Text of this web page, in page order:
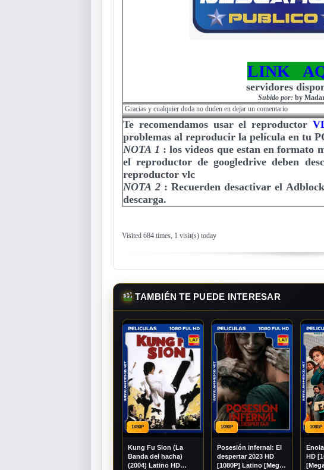
LINK
servidores
Subido por: by
Gracias y cualquier duda no duden en dejar un comentario
Te recomendamos usar el reproductor
problemas al reproducir la película en tu
NOTA 1 : los videos que estan en formato
el reproductor de googledrive deben
reproductor vlc
NOTA 2 : Recuerden desactivar el
descarga.
Visited 684 times, 1 visit(s) today
TAMBIÉN TE PUEDE INTERESAR
1080P
Kung Fu Sion (La
Banda del hacha)
(2004) Latino HD
1080P
Posesión infernal: El
despertar 2023 HD
[1080P] Latino [Mega]
1080P
HD